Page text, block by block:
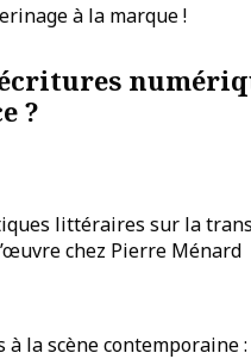
à la marque !
?
littéraires sur la
chez Pierre Ménard
la scène contemporaine